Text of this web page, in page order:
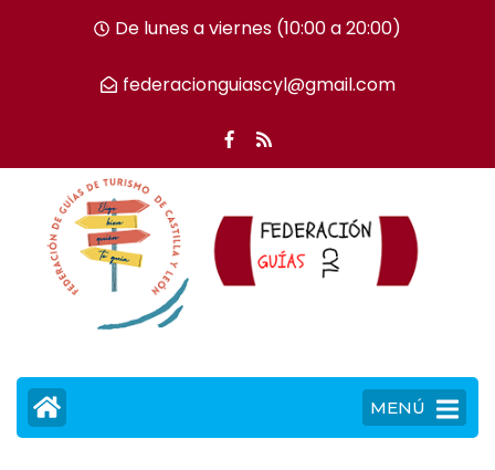
tecla
De lunes a viernes (10:00 a 20:00)
federacionguiascyl@gmail.com
MENÚ